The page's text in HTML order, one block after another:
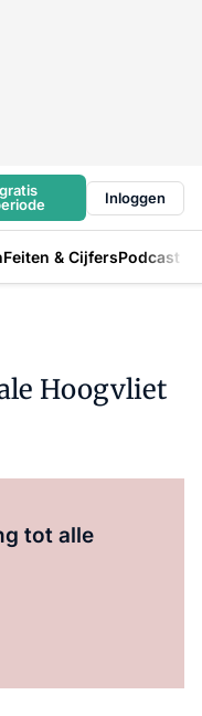
Inloggen
Feiten & CijfersPodcast
Hoogvliet
tot alle